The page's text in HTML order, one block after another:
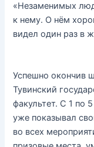
«Незаменимых
к нему. О нём
видел один раз в
Успешно окончив
Тувинский
факультет. С 1 по
уже показывал
во всех